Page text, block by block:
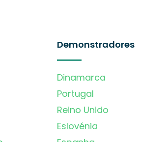
Demonstradores
Dinamarca
Portugal
Reino Unido
Eslovénia